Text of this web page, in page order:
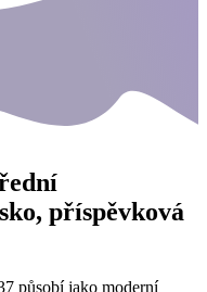
příspěvková
působí jako moderní